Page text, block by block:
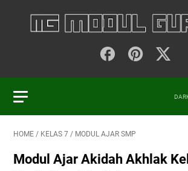
HOME / KELAS 7 / MODUL AJAR SMP
Modul Ajar Akidah Akhlak